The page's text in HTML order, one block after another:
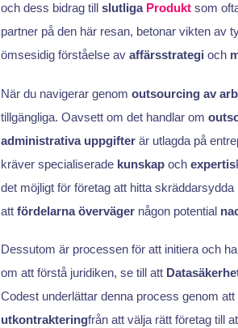
och dess bidrag till slutliga Produktsom
partner på den här resan, betonar vikten av
ömsesidig förståelse av affärsstrategi och
När du navigerar genom outsourcing av
tillgängliga. Oavsett om det handlar om
administrativa uppgifterär utlagda på
kräver specialiserade kunskapoch expertis
det möjligt för företag att hitta
att fördelarna övervägernågon potential
Dessutom är processen för att initiera och
om att förstå juridiken, se till att
Codest underlättar denna process genom
utkontrakteringfrån att välja rätt företag till